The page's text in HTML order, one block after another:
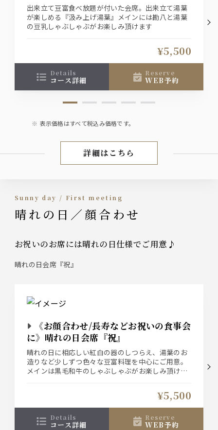
出来立て豆富食べ放題が付いた会席。出来立て湯葉
が楽しめる『汲み上げ湯葉』メインには勘八と湯葉
の豆乳しゃぶしゃぶがお楽しみ頂けます
¥5,500
details
コース詳細
reserve
WEB予約
表示価格はすべて税込み価格です。
会席／お食事会
詳細はこちら
Sunny day / First meeting
晴れの日／顔合わせ
お祝いのお席には晴れの日仕様でご用意♪
晴れの日会席『祝』
《お顔合わせ/長寿などお祝いの食事会
に》晴れの日会席『祝』
晴れの日に相応しい紅白の器のしつらえ、湯葉のお
造りなど少しずつ色々な豆富料理を中心にご用意。
メインは黒毛和牛のしゃぶしゃぶがお楽しみ頂ける
¥5,500
details
コース詳細
reserve
WEB予約